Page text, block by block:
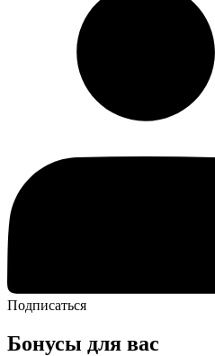
Подписаться
Бонусы для вас